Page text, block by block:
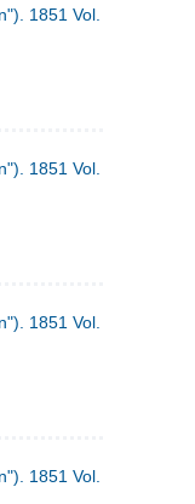
1851 Vol. 2 Nr. 1
1851 Vol. 1 Nr. 10
1851 Vol. 1 Nr. 3
1851 Vol. 2 Nr. 4